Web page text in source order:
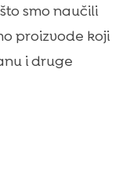
porcije i
za
smo naučili
proizvode koji
i druge